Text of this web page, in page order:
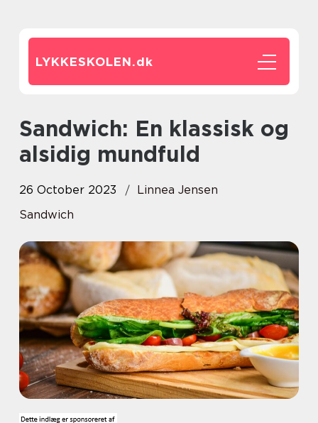
LYKKESKOLEN.dk
Sandwich: En klassisk og
alsidig mundfuld
26 October 2023
Linnea Jensen
Sandwich